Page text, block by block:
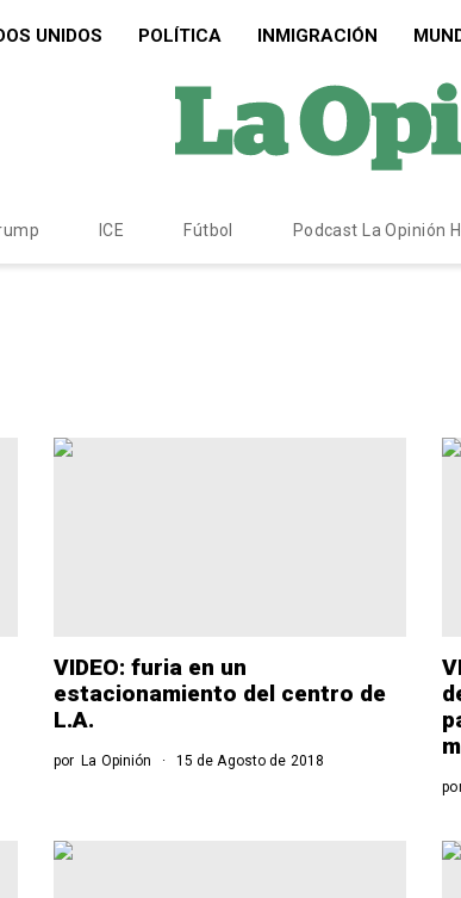
UNIDOS POLÍTICA INMIGRACIÓN
ICE Fútbol Podcast La Opinión
VIDEO: furia en un
estacionamiento del centro de
L.A.
porLa Opinión 15 de Agosto de 2018